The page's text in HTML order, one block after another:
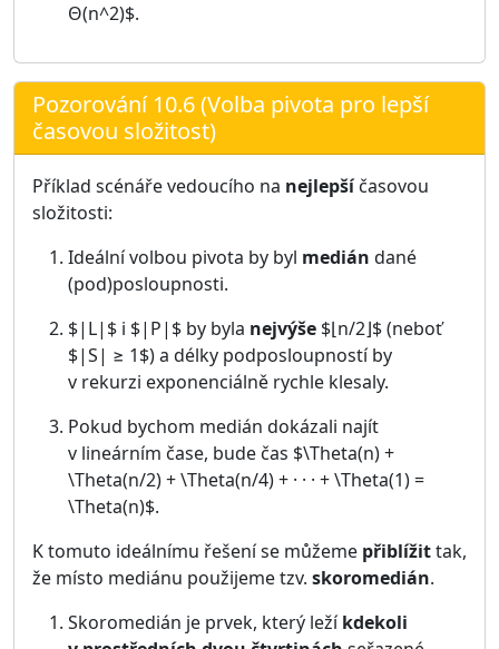
Θ(n^2)$.
Pozorování 10.6 (Volba pivota pro lepší
časovou složitost)
Příklad scénáře vedoucího na nejlepšíčasovou
složitosti:
Ideální volbou pivota by byl medián dané
(pod)posloupnosti.
$|L|$ i $|P|$ by byla nejvýše $⌊n/2⌋$ (neboť
$|S| ≥ 1$) a délky podposloupností by
v rekurzi exponenciálně rychle klesaly.
Pokud bychom medián dokázali najít
v lineárním čase, bude čas $\Theta(n) +
\Theta(n/2) + \Theta(n/4) + · · · + \Theta(1) =
\Theta(n)$.
K tomuto ideálnímu řešení se můžeme přiblížittak,
že místo mediánu použijeme tzv. skoromedián.
Skoromedián je prvek, který ležíkdekoli